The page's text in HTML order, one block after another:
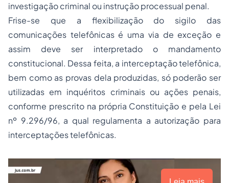
investigação criminal ou instrução processual penal.
Frise-se que a flexibilização do sigilo das
comunicações telefônicas é uma via de exceção e
assim deve ser interpretado o mandamento
constitucional. Dessa feita, a interceptação telefônica,
bem como as provas dela produzidas, só poderão ser
utilizadas em inquéritos criminais ou ações penais,
conforme prescrito na própria Constituição e pela Lei
nº 9.296/96, a qual regulamenta a autorização para
interceptações telefônicas.